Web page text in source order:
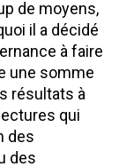
de moyens,
il a décidé
à faire
une somme
résultats à
qui
des
des